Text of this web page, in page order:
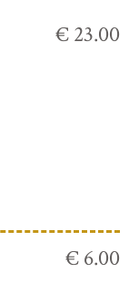
€ 23.00
€ 6.00